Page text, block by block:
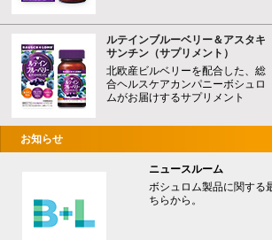
ルテインブルーベリー＆アスタキ
サンチン（サプリメント）
北欧産ビルベリーを配合した、総
合ヘルスケアカンパニーボシュロ
ムがお届けするサプリメント
お知らせ
ニュースルーム
ボシュロム製品に関する
ちらから。